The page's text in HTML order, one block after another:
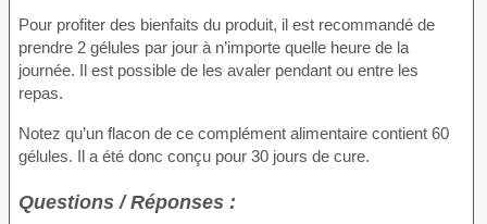
Pour profiter des bienfaits du produit, il est recommandé de
prendre 2 gélules par jour à n’importe quelle heure de la
journée. Il est possible de les avaler pendant ou entre les
repas.
Notez qu’un flacon de ce complément alimentaire contient 60
gélules. Il a été donc conçu pour 30 jours de cure.
Questions / Réponses :